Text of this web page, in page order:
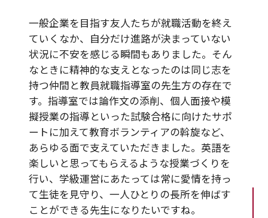
一般企業を目指す友人たちが就職活動を終え
ていくなか、自分だけ進路が決まっていない
状況に不安を感じる瞬間もありました。そん
なときに精神的な支えとなったのは同じ志を
持つ仲間と教員就職指導室の先生方の存在で
す。指導室では論作文の添削、個人面接や模
擬授業の指導といった試験合格に向けたサポ
ートに加えて教育ボランティアの斡旋など、
あらゆる面で支えていただきました。英語を
楽しいと思ってもらえるような授業づくりを
行い、学級運営にあたっては常に愛情を持っ
て生徒を見守り、一人ひとりの長所を伸ばす
ことができる先生になりたいですね。